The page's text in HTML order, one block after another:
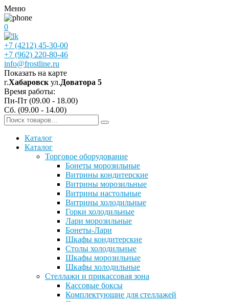
Меню
0
+7 (4212) 45-30-00
+7 (962) 220-80-46
info@frostline.ru
Показать на карте
г.Хабаровск ул.Доватора 5
Время работы:
Пн-Пт (09.00 - 18.00)
Сб. (09.00 - 14.00)
Каталог
Каталог
Торговое оборудование
Бонеты морозильные
Витрины кондитерские
Витрины морозильные
Витрины настольные
Витрины холодильные
Горки холодильные
Лари морозильные
Бонеты-Лари
Шкафы кондитерские
Столы холодильные
Шкафы морозильные
Шкафы холодильные
Стеллажи и прикассовая зона
Кассовые боксы
Комплектующие для стеллажей